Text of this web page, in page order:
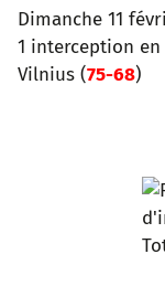
Dimanche 11
1 interception
Vilnius (75-68)